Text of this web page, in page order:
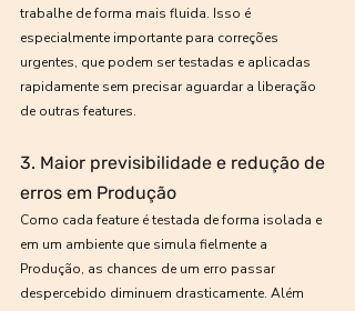
trabalhe de forma mais fluida. Isso é
especialmente importante para correções
urgentes, que podem ser testadas e aplicadas
rapidamente sem precisar aguardar a liberação
de outras features.
3. Maior previsibilidade e redução de
erros em Produção
Como cada feature é testada de forma isolada e
em um ambiente que simula fielmente a
Produção, as chances de um erro passar
despercebido diminuem drasticamente. Além